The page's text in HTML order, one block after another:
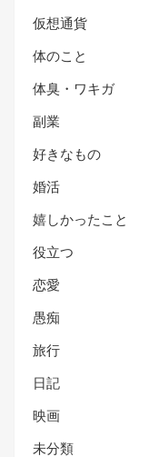
仮想通貨
体のこと
体臭・ワキガ
副業
好きなもの
婚活
嬉しかったこと
役立つ
恋愛
愚痴
旅行
日記
映画
未分類